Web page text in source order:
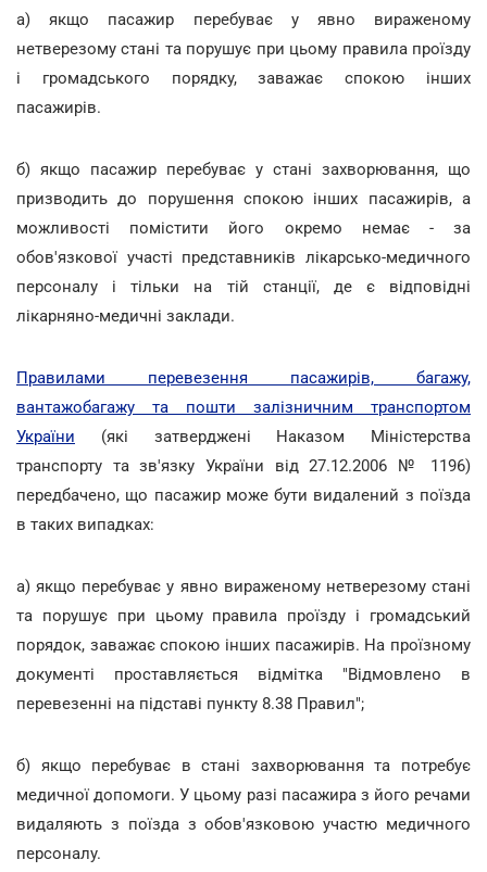
а) якщо пасажир перебуває у явно вираженому
нетверезому стані та порушує при цьому правила проїзду
і громадського порядку, заважає спокою інших
пасажирів.
б) якщо пасажир перебуває у стані захворювання, що
призводить до порушення спокою інших пасажирів, а
можливості помістити його окремо немає - за
обов'язкової участі представників лікарсько-медичного
персоналу і тільки на тій станції, де є відповідні
лікарняно-медичні заклади.
Правилами перевезення пасажирів, багажу,
вантажобагажу та пошти залізничним транспортом
України (які затверджені Наказом Міністерства
транспорту та зв'язку України від 27.12.2006 № 1196)
передбачено, що пасажир може бути видалений з поїзда
в таких випадках:
а) якщо перебуває у явно вираженому нетверезому стані
та порушує при цьому правила проїзду і громадський
порядок, заважає спокою інших пасажирів. На проїзному
документі проставляється відмітка "Відмовлено в
перевезенні на підставі пункту 8.38 Правил";
б) якщо перебуває в стані захворювання та потребує
медичної допомоги. У цьому разі пасажира з його речами
видаляють з поїзда з обов'язковою участю медичного
персоналу.